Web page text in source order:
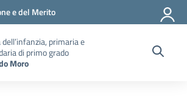
e del Merito
dell’infanzia, primaria e
di primo grado
Moro